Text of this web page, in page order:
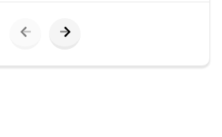
istemiştim onda da süper seçim